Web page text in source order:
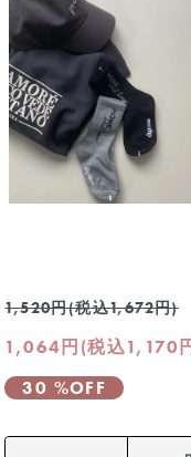
1,520円(税込1,672円)
1,064円(税込1,170
30 %OFF